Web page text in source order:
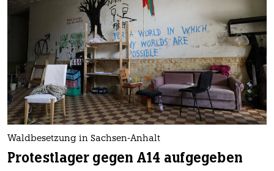
Waldbesetzung in Sachsen-Anhalt
Protestlager gegen A14 aufgegeben